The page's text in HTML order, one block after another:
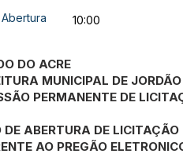
10:00
DO ACRE
MUNICIPAL DE
PERMANENTE DE
DE ABERTURA DE LICITAÇÃO
AO PREGÃO